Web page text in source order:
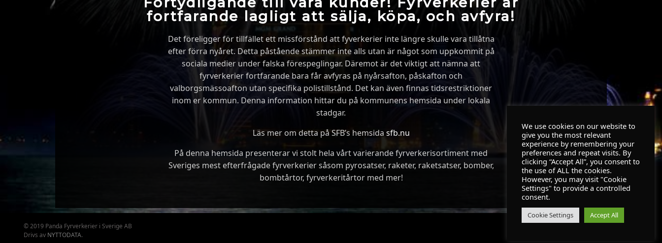
fortfarande lagligt att sälja, köpa, och avfyra!
Det föreligger för tillfället ett missförstånd att fyverkerier inte längre skulle vara tillåtna
efter förra nyåret. Detta påstående stämmer inte alls utan är något som uppkommit på
sociala medier under falska förespeglingar. Däremot är det viktigt att nämna att
fyrverkerier fortfarande bara får avfyras på nyårsafton, påskafton och
valborgsmässoafton utan specifika polistillstånd. Det kan även finnas tidsrestriktioner
inom er kommun. Denna information hittar du på kommunens hemsida under lokala
stadgar.
Läs mer om detta på SFB’s hemsida sfb.nu
På denna hemsida presenterar vi stolt hela vårt varierande fyrverkerisortiment med
Sveriges mest efterfrågade fyrverkerier såsom pyrosatser, raketer, raketsatser, bomber,
bombtårtor, fyrverkeritårtor med mer!
© 2019 Panda Fyrverkerier i Sverige AB
Drivs av NYTTODATA.
We use cookies on our website to
give you the most relevant
experience by remembering your
preferences and repeat visits. By
clicking “Accept All”, you consent to
the use of ALL the cookies.
However, you may visit "Cookie
Settings" to provide a controlled
consent.
Cookie Settings Accept All